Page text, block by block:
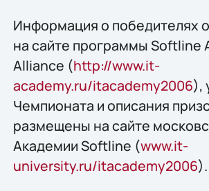
Информация о победителях
на сайте программы Softline
Alliance (http://www.it-
academy.ru/itacademy2006),
Чемпионата и описания
размещены на сайте
Академии Softline (www.it-
university.ru/itacademy2006).